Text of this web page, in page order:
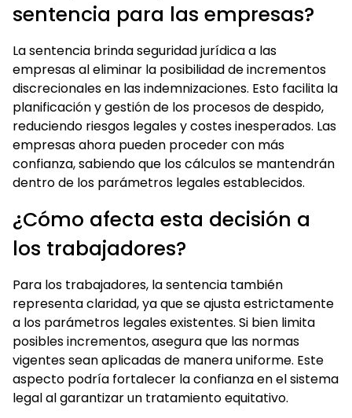
sentencia para las empresas?
La sentencia brinda seguridad jurídica a las
empresas al eliminar la posibilidad de incrementos
discrecionales en las indemnizaciones. Esto facilita la
planificación y gestión de los procesos de despido,
reduciendo riesgos legales y costes inesperados. Las
empresas ahora pueden proceder con más
confianza, sabiendo que los cálculos se mantendrán
dentro de los parámetros legales establecidos.
¿Cómo afecta esta decisión a
los trabajadores?
Para los trabajadores, la sentencia también
representa claridad, ya que se ajusta estrictamente
a los parámetros legales existentes. Si bien limita
posibles incrementos, asegura que las normas
vigentes sean aplicadas de manera uniforme. Este
aspecto podría fortalecer la confianza en el sistema
legal al garantizar un tratamiento equitativo.